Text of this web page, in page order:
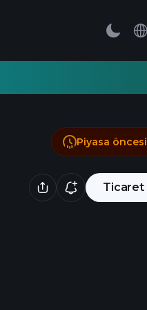
Ticaret
Piyasa öncesi